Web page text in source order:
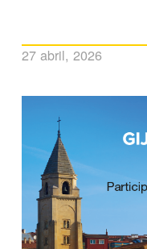
27 abril, 2026